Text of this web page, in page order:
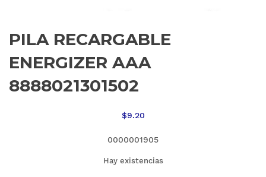
PILA RECARGABLE
ENERGIZER AAA
8888021301502
$9.20
0000001905
Hay existencias